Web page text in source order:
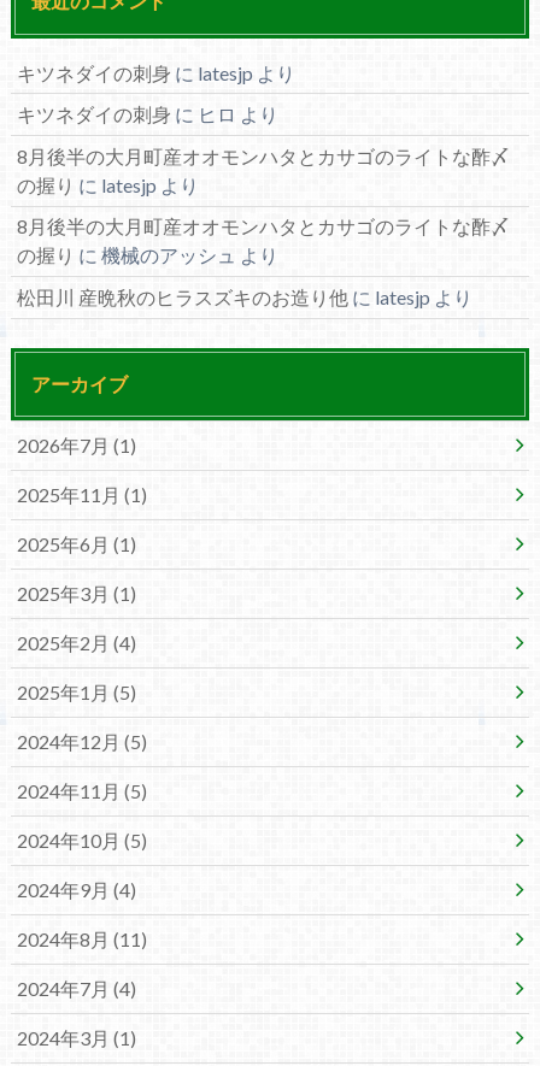
キツネダイの刺身 に latesjpより
キツネダイの刺身 に ヒロ より
8月後半の大月町産オオモンハタとカサゴのライトな酢〆
の握り に latesjp より
8月後半の大月町産オオモンハタとカサゴのライトな酢〆
の握り に 機械のアッシュ より
松田川 産晩秋のヒラスズキのお造り他に latesjp より
アーカイブ
2026年7月 (1)
2025年11月 (1)
2025年6月 (1)
2025年3月 (1)
2025年2月 (4)
2025年1月 (5)
2024年12月 (5)
2024年11月 (5)
2024年10月 (5)
2024年9月 (4)
2024年8月 (11)
2024年7月 (4)
2024年3月 (1)